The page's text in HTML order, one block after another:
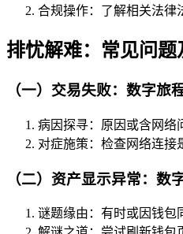
合规操作：了解相关法律
排忧解难：常见问题
（一）交易失败：数字旅
病因探寻：原因或含网络
对症施策：检查网络连接
（二）资产显示异常：数
谜题缘由：有时或因钱包